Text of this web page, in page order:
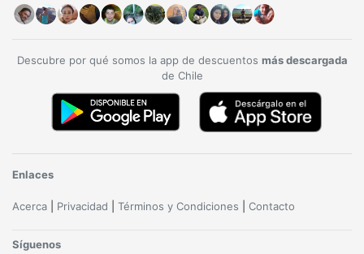
Descubre por qué somos la app de descuentos más descargada
de Chile
Enlaces
Acerca Privacidad Términos y Condiciones Contacto
Síguenos